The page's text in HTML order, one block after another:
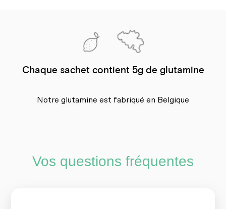
Chaque sachet contient 5g de glutamine
Notre glutamine est fabriqué en Belgique
Vos questions fréquentes